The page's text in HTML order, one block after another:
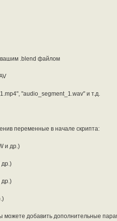
if s.type == 'SOUND']
found")
и конца полос
вашим .blend файлом
"audio_segment_1.wav" и т.д.
переменные в начале скрипта:
и др.)
др.)
др.)
можете добавить дополнительные